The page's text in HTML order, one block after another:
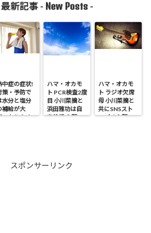
最新記事 - New Posts -
中症の症状!
策・予防で
水分と塩分
補給が大
・なりやす
ハマ・オカモ
ト PCR検査2度
目 小川菜摘と
浜田雅功は自
宅待機 心配の
ハマ・オカモ
ト ラジオ欠席
母 小川菜摘と
共にSNSスト
ップで心配の
スポンサーリンク